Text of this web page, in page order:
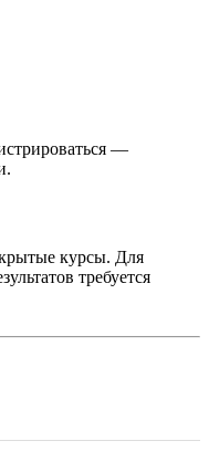
—
курсы. Для
требуется